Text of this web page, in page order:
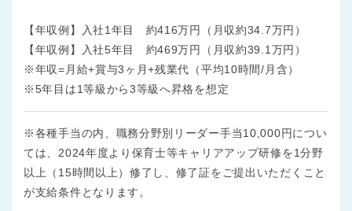
【年収例】入社1年目 約416万円（月収約34.7万円）
【年収例】入社5年目 約469万円（月収約39.1万円）
※年収=月給+賞与3ヶ月+残業代（平均10時間/月含）
※5年目は1等級から3等級へ昇格を想定
※各種手当の内、職務分野別リーダー手当10,000円につい
ては、2024年度より保育士等キャリアアップ研修を1分野
以上（15時間以上）修了し、修了証をご提出いただくこと
が支給条件となります。